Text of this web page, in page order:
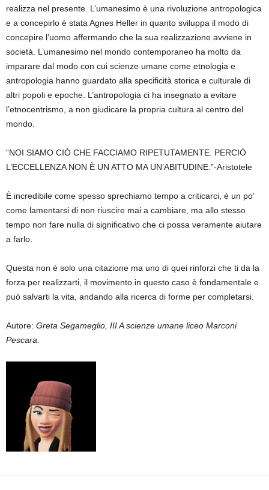
realizza nel presente. L’umanesimo è una rivoluzione antropologica
e a concepirlo è stata Agnes Heller in quanto sviluppa il modo di
concepire l’uomo affermando che la sua realizzazione avviene in
società. L’umanesimo nel mondo contemporaneo ha molto da
imparare dal modo con cui scienze umane come etnologia e
antropologia hanno guardato alla specificità storica e culturale di
altri popoli e epoche. L’antropologia ci ha insegnato a evitare
l’etnocentrismo, a non giudicare la propria cultura al centro del
mondo.
“NOI SIAMO CIÒ CHE FACCIAMO RIPETUTAMENTE. PERCIÒ
L’ECCELLENZA NON È UN ATTO MA UN’ABITUDINE.”-Aristotele
È incredibile come spesso sprechiamo tempo a criticarci, è un po’
come lamentarsi di non riuscire mai a cambiare, ma allo stesso
tempo non fare nulla di significativo che ci possa veramente aiutare
a farlo.
Questa non è solo una citazione ma uno di quei rinforzi che ti da la
forza per realizzarti, il movimento in questo caso è fondamentale e
può salvarti la vita, andando alla ricerca di forme per completarsi.
Autore: Greta Segameglio, III A scienze umane liceo Marconi
Pescara.